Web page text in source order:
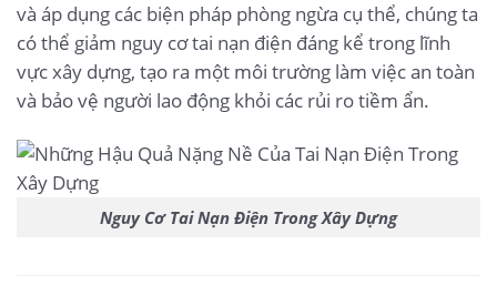
và áp dụng các biện pháp phòng ngừa cụ thể, chúng ta
có thể giảm nguy cơ tai nạn điện đáng kể trong lĩnh
vực xây dựng, tạo ra một môi trường làm việc an toàn
và bảo vệ người lao động khỏi các rủi ro tiềm ẩn.
Nguy Cơ Tai Nạn Điện Trong Xây Dựng